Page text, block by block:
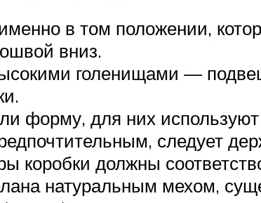
в том положении,
вниз.
голенищами —
форму, для них
следует
коробки должны
натуральным мехом,